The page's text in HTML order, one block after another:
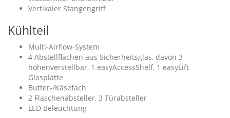
Vertikaler Stangengriff
Kühlteil
Multi-Airflow-System
4 Abstellflächen aus Sicherheitsglas, davon 3
höhenverstellbar, 1 easyAccessShelf, 1 easyLift
Glasplatte
Butter-/Käsefach
2 Flaschenabsteller, 3 Türabsteller
LED Beleuchtung